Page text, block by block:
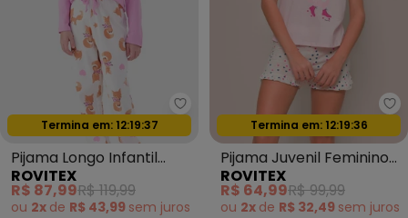
Rovitex - Pijama Longo Infantil
Oferta relâmpago
Termina em: 12:19:35
Pijama Longo Infantil
Rosa
ROVITEX
R$ 87,99R$ 119,99
ou 2x de R$ 43,99 sem juros
Oferta relâmpago
Termina em: 12:19:35
Pijama Juvenil Feminino
Manga Curta Rosa
ROVITEX
R$ 64,99R$ 99,99
ou 2x de R$ 32,49 sem juros